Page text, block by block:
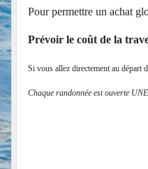
Pour permettre un achat
Prévoir le coût de la
Si vous allez directement au départ
Chaque randonnée est ouverte